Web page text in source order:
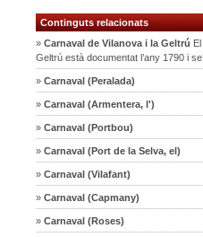
Continguts relacionats
» Carnaval de Vilanova i la Geltrú
Geltrú està documentat l’any 1790 i
» Carnaval (Peralada)
» Carnaval (Armentera, l')
» Carnaval (Portbou)
» Carnaval (Port de la Selva, el)
» Carnaval (Vilafant)
» Carnaval (Capmany)
» Carnaval (Roses)